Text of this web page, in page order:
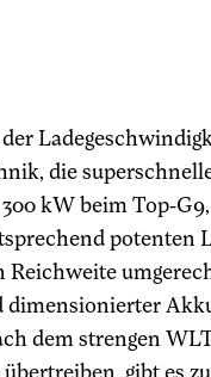
die
kW beim Top-
potenten
dem strengen
gibt es